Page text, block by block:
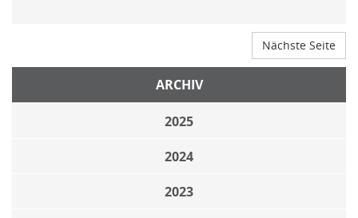
Nächste Seite
ARCHIV
2025
2024
2023